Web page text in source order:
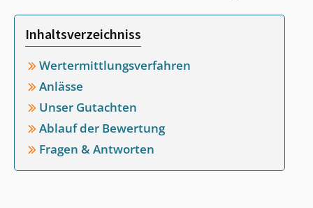
Inhaltsverzeichniss
Wertermittlungsverfahren
Anlässe
Unser Gutachten
Ablauf der Bewertung
Fragen & Antworten